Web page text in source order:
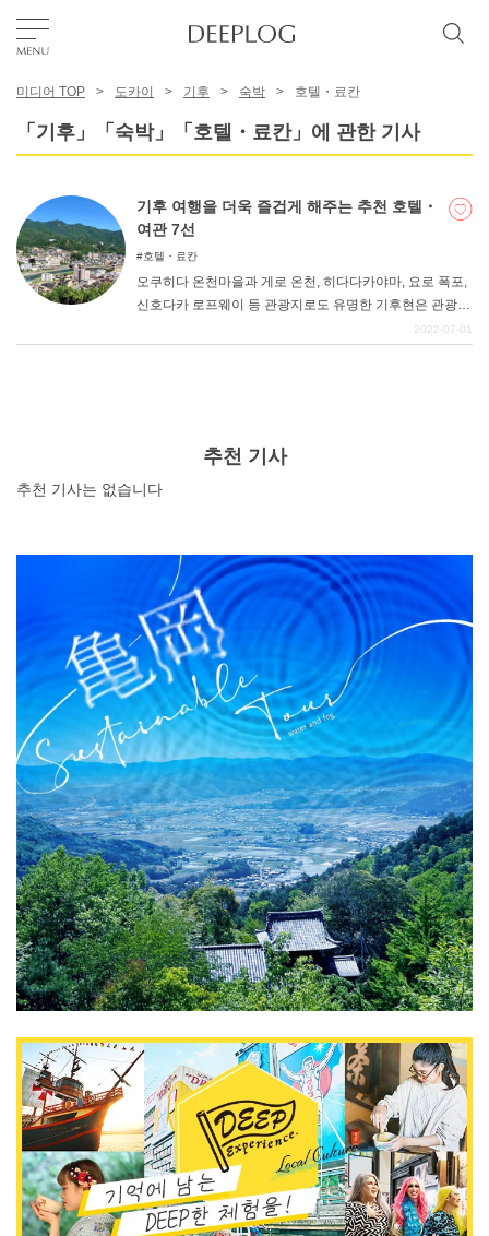
에리어
문의
회사개요
여행작가 모집
미디어 TOP 도카이 기후 숙박 호텔・료칸
「기후」「숙박」「호텔・료칸」에 관한 기사
기후 여행을 더욱 즐겁게 해주는 추천 호텔・
여관 7선
호텔・료칸
오쿠히다 온천마을과 게로 온천, 히다다카야마, 요로 폭포,
신호다카 로프웨이 등 관광지로도 유명한 기후현은 관광객
이 많이 찾는 곳이다. 특히 시라카와고 갓쇼즈쿠리 마을은
2022-07-01
추천 기사
추천 기사는 없습니다